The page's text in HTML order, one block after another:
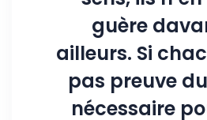
guère
ailleurs. Si
pas preuve
nécessaire